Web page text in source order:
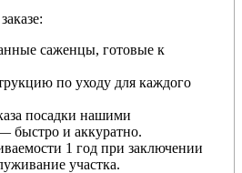
саженцы, готовые к
по уходу для каждого
посадки нашими
быстро и аккуратно.
1 год при заключении
участка.